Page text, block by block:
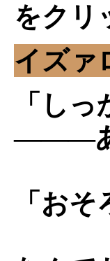
をクリ
イズ
「し
―――あ
「お